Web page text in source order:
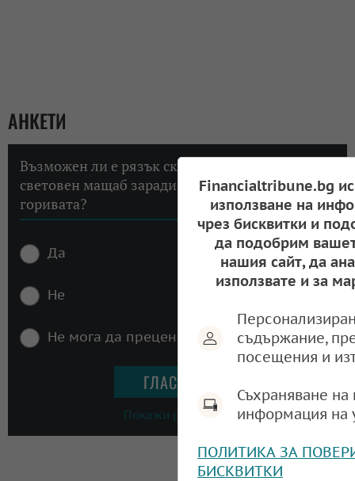
АНКЕТИ
Възможен ли е рязък скок на инфлацията в
световен мащаб заради високите цени на
горивата?
Да
Не
Не мога да преценя
Покажи резултати
Financialtribune.bg
използване на
чрез бисквитки и
да подобрим
нашия сайт, да
използвате и за
съдържание,
посещения и
Съхраняване
информация на
ПОЛИТИКА ЗА
БИСКВИТКИ